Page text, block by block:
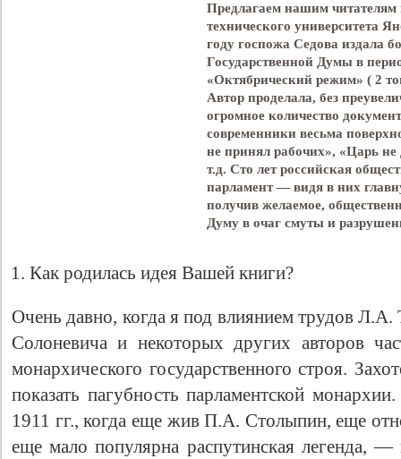
Предлагаем нашим читателям
технического университета
году госпожа Седова издала
Государственной Думы в
«Октябрический режим» ( 2
Автор проделала, без
огромное количество
современники весьма
не принял рабочих», «Царь не
т.д. Сто лет российская
парламент — видя в них
получив желаемое,
Думу в очаг смуты и
Как родилась идея Вашей книги?
Очень давно, когда я под влиянием трудов
Солоневича и некоторых других авторов
монархического государственного строя.
показать пагубность парламентской
1911 гг., когда еще жив П.А. Столыпин, еще
еще мало популярна распутинская легенда,